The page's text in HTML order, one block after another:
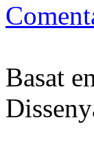
Basat